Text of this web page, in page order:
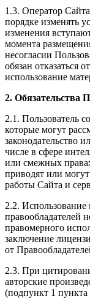
1.3. Оператор
порядке изменять
изменения
момента
несогласии
обязан отказаться
использование
2. Обязательства
2.1. Пользователь
которые могут
законодательство
числе в сфере
или смежных
приводят или
работы Сайта и
2.2. Использование
правообладателей
правомерного
заключение
от
2.3. При
авторские
(подпункт 1